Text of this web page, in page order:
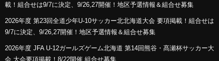
載！組合せは9/7に決定、9/26,27開催！地区予選情報＆組合せ募集
2026年度 第23回全道少年U-10サッカー北北海道大会 要項掲載！組合せは
9/7に決定、9/26,27開催！地区予選情報＆組合せ募集
2026年度 JFA U-12ガールズゲーム北海道 第14回熊谷・髙瀬杯サッカー大
会 大会要項掲載！8/22開催 組合せ募集